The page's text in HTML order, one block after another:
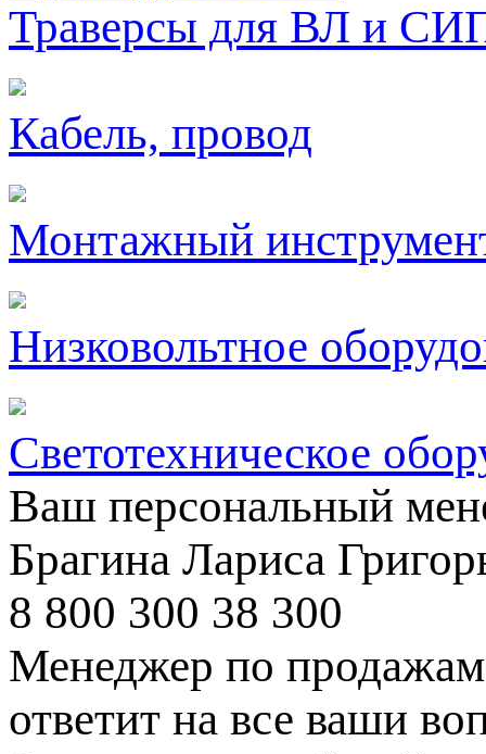
Траверсы для ВЛ и
Кабель, провод
Монтажный
Низковольтное
Светотехническое
Ваш персональный
Брагина Лариса
8 800 300 38 300
Менеджер по продажам
ответит на все ваши